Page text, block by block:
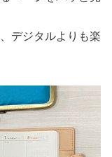
デジタルよりも楽